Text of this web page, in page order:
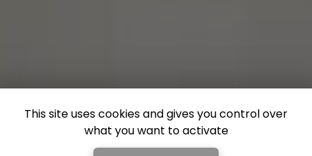
This site uses cookies and gives you control over
what you want to activate